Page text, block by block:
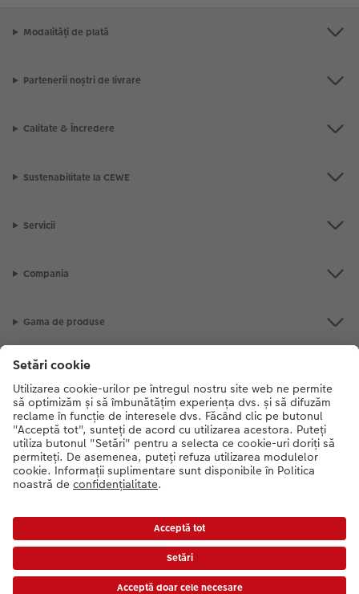
Modalități de plată
Partenerii noștri de livrare
Calitate & Încredere
Sustenabilitate la CEWE
Servicii
Compania
Gama de produse
CEWE Fotolumea
17:30